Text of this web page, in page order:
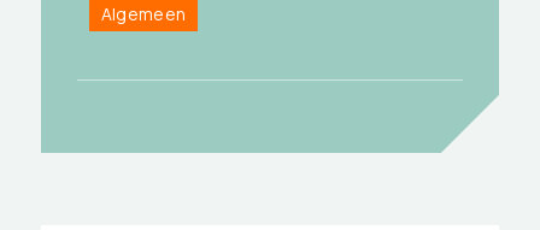
Algemeen